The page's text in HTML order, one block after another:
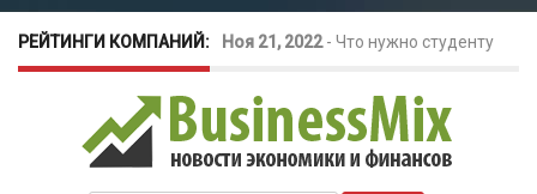
РЕЙТИНГИ КОМПАНИЙ: Окт 26, 2022- Телефония для
amoCRM: лучшие инструменты для
бизнеса